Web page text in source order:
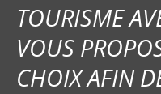
TOURISME
VOUS
CHOIX AFIN